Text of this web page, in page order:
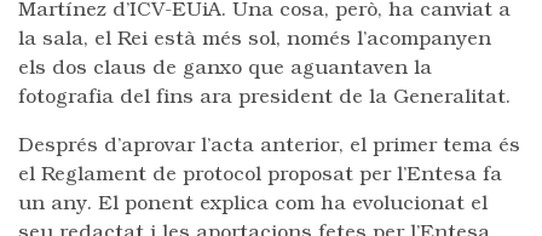
Martínez d’ICV-EUiA. Una cosa, però, ha canviat a
la sala, el Rei està més sol, només l’acompanyen
els dos claus de ganxo que aguantaven la
fotografia del fins ara president de la Generalitat.
Després d’aprovar l’acta anterior, el primer tema és
el Reglament de protocol proposat per l’Entesa fa
un any. El ponent explica com ha evolucionat el